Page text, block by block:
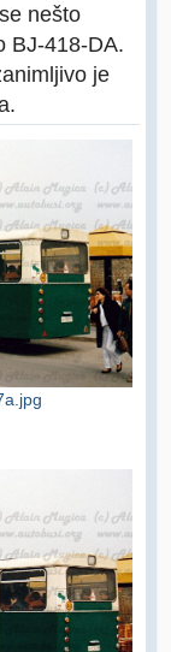
nešto
BJ-418-DA.
je